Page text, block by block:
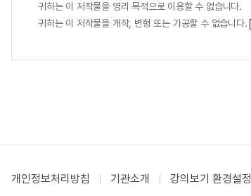
귀하는 이 저작물을 영리 목적으로 이용할 수 없습니다.
귀하는 이 저작물을 개작, 변형 또는 가공할 수 없습니다.
개인정보처리방침 기관소개 강의보기 환경설정